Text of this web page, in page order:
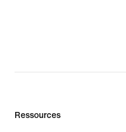
Ressources